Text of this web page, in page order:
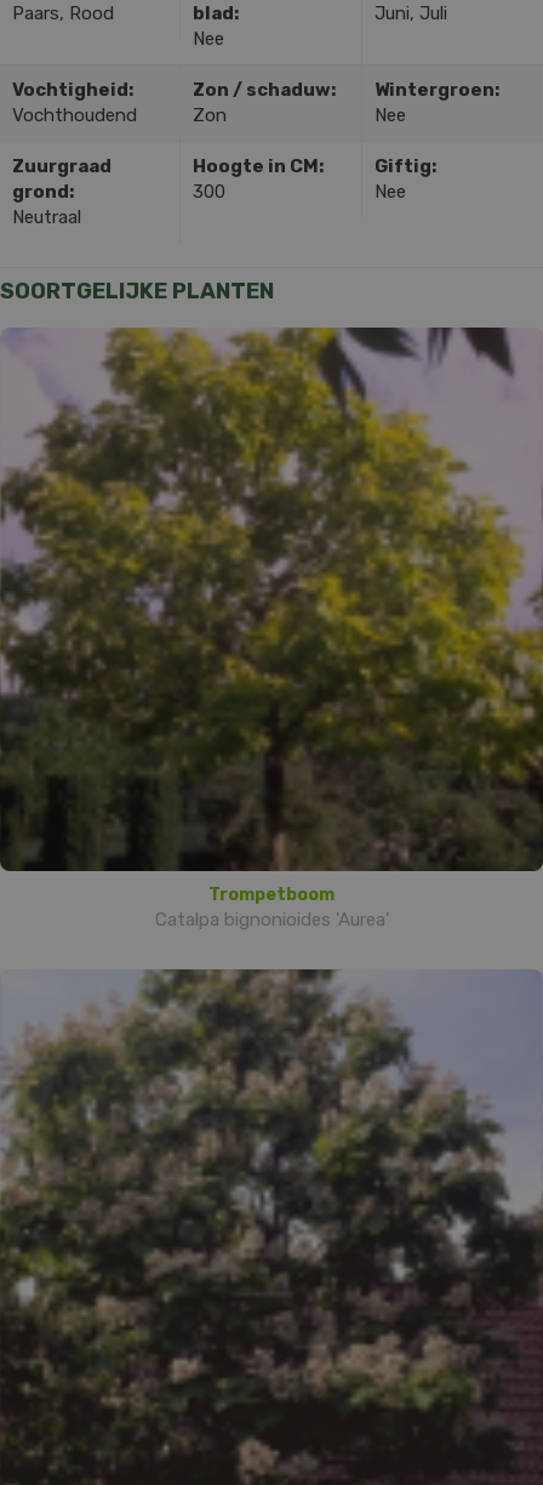
Paars, Rood
blad:
Nee
Juni, Juli
Vochtigheid:
Vochthoudend
Zon / schaduw:
Zon
Wintergroen:
Nee
Zuurgraad
grond:
Neutraal
Hoogte in CM:
300
Giftig:
Nee
SOORTGELIJKE PLANTEN
Trompetboom
Catalpa bignonioides 'Aurea'